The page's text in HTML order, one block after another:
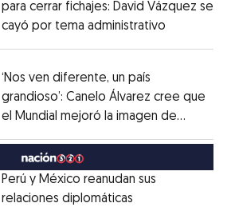
para cerrar fichajes: David Vázquez se
cayó por tema administrativo
‘Nos ven diferente, un país
grandioso’: Canelo Álvarez cree que
el Mundial mejoró la imagen de
MéxicoOpens in new window
Perú y México reanudan sus
relaciones diplomáticas